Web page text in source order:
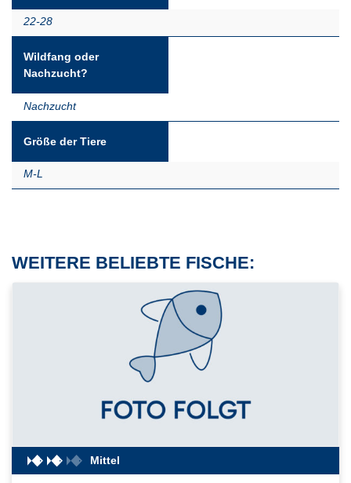
22-28
Wildfang oder
Nachzucht?
Nachzucht
Größe der Tiere
M-L
WEITERE BELIEBTE FISCHE:
Mittel